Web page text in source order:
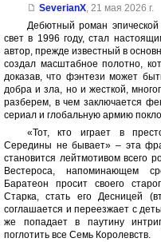
SeverianX, 21 мая 2026 г.
Дебютный роман
свет в 1996 году, стал
автор, прежде известный в
создал масштабное полотно,
доказав, что фэнтези может
добра и зла, но и жесткой,
разберем, в чем заключается
сериал и глобальную армию
«Тот, кто играет в
Середины не бывает» – эта
становится лейтмотивом всего
Вестероса, напоминающем
Баратеон просит своего
Старка, стать его Десницей
соглашается и переезжает с
же попадает в паутину
поглотить все Семь Королевств.